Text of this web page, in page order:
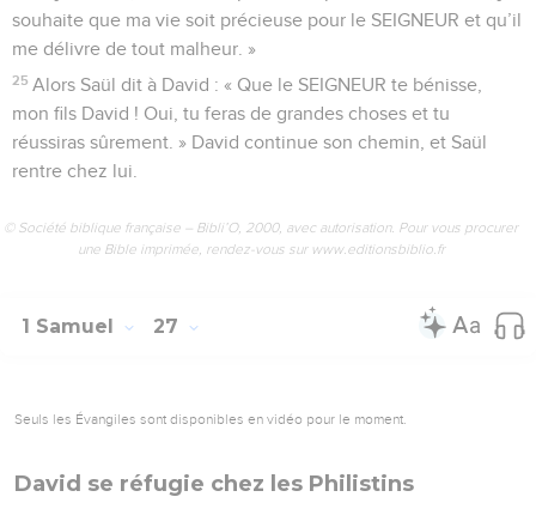
souhaite que ma vie soit précieuse pour le SEIGNEUR et qu’il
me délivre de tout malheur. »
25 Alors Saül dit à David : « Que le SEIGNEUR te bénisse,
mon fils David ! Oui, tu feras de grandes choses et tu
réussiras sûrement. » David continue son chemin, et Saül
rentre chez lui.
© Société biblique française – Bibli’O, 2000, avec autorisation. Pour vous procurer
une Bible imprimée, rendez-vous sur www.editionsbiblio.fr
1 Samuel 27
Seuls les Évangiles sont disponibles en vidéo pour le moment.
David se réfugie chez les Philistins